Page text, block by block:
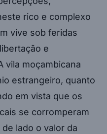
rico e complexo
vive sob feridas
e
vila moçambicana
estrangeiro, quanto
em vista que os
se corromperam
lado o valor da